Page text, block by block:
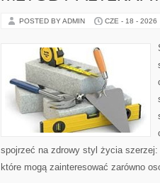
POSTED BY ADMIN CZE - 18 - 2026
spojrzeć na zdrowy styl życia
które mogą zainteresować zarówno